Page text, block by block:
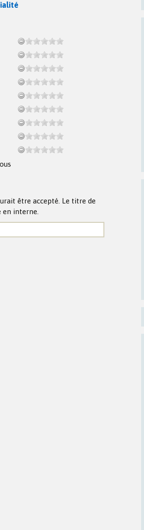
être accepté. Le titre de
interne.